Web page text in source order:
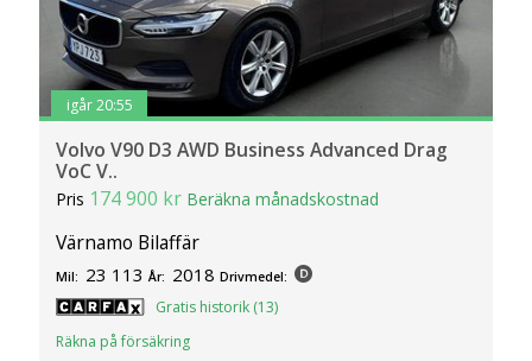
igår 20:55
Volvo V90 D3 AWD Business Advanced Drag
VoC V..
Pris 174 900 kr Beräkna månadskostnad
Värnamo Bilaffär
Mil: 23 113 År: 2018 Drivmedel:
Gratis historik (13)
Räkna på försäkring